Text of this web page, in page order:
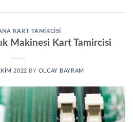
KART TAMIRCISI
Makinesi Kart Tamircisi
2022 BY OLCAY BAYRAM